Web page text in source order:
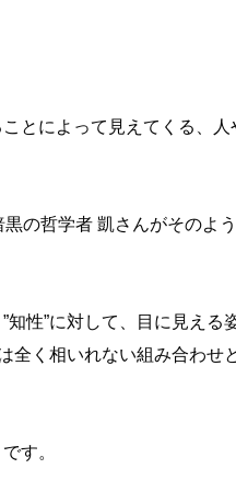
とによって見えてくる、人
の哲学者 凱さんがそのよ
性”に対して、目に見える
全く相いれない組み合わせ
す。